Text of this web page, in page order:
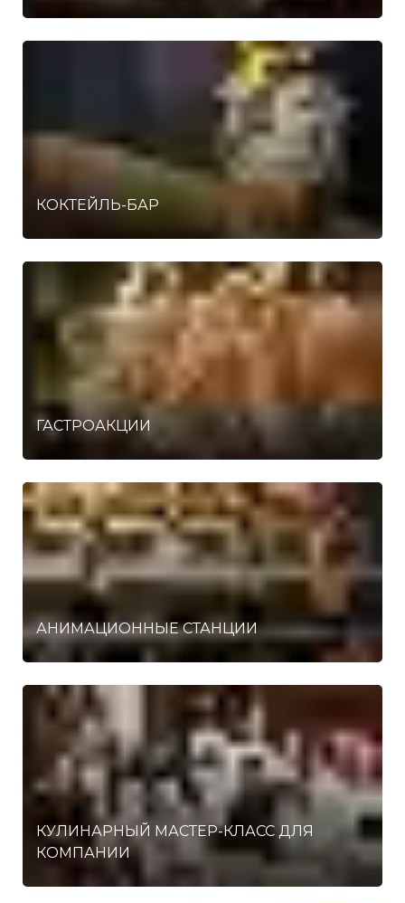
КОКТЕЙЛЬ-БАР
ГАСТРОАКЦИИ
АНИМАЦИОННЫЕ СТАНЦИИ
КУЛИНАРНЫЙ МАСТЕР-КЛАСС ДЛЯ
КОМПАНИИ